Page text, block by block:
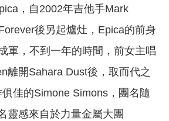
，自2002年吉他手Mark
後另起爐灶，Epica的前身
軍，不到一年的時間，前女主唱
離開Sahara Dust後，取而代之
佳的Simone Simons，團名隨
靈感來自於力量金屬大團